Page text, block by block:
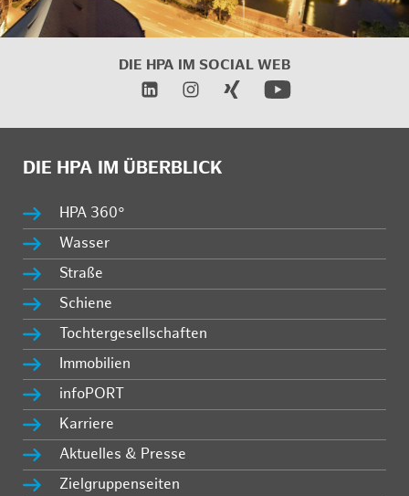
DIE HPA IM SOCIAL WEB
DIE HPA IM ÜBERBLICK
HPA 360°
Wasser
Straße
Schiene
Tochtergesellschaften
Immobilien
infoPORT
Karriere
Aktuelles & Presse
Zielgruppenseiten